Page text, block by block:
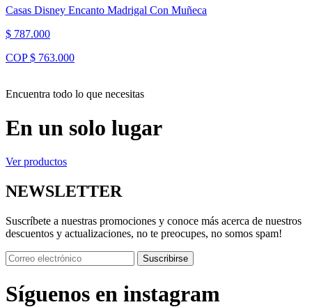
Casas Disney Encanto Madrigal Con Muñeca
$ 787.000
COP $ 763.000
Encuentra todo lo que necesitas
En un solo lugar
Ver productos
NEWSLETTER
Suscríbete a nuestras promociones y conoce más acerca de nuestros
descuentos y actualizaciones, no te preocupes, no somos spam!
Suscribirse
Síguenos en instagram